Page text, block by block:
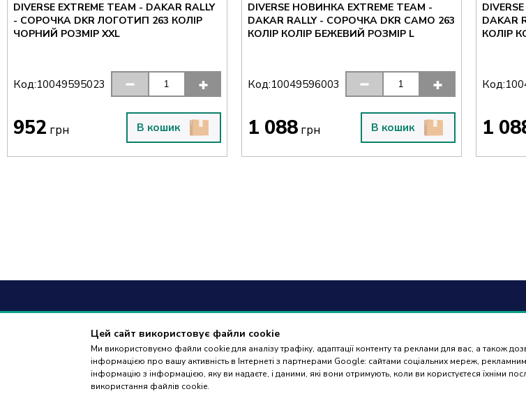
Цей сайт використовує файли cookie
Ми використовуємо файли cookie для аналізу трафіку, адаптації контенту та реклами для вас, а також
інформацією про вашу активність в Інтернеті з партнерами Google: сайтами соціальних мереж,
інформацію з інформацією, яку ви надаєте, і даними, які вони отримують, коли ви користуєтеся їхніми
використання файлів cookie.
DIVERSE EXTREME TEAM - DAKAR RALLY
- СОРОЧКА DKR ЛОГОТИП 263 КОЛІР
ЧОРНИЙ РОЗМІР XXL
Код:10049595023
952 грн В кошик
DIVERSE НОВИНКА EXTREME TEAM -
DAKAR RALLY - СОРОЧКА DKR CAMO 263
КОЛІР КОЛІР БЕЖЕВИЙ РОЗМІР L
Код:10049596003
1 088 грн В кошик
DAKAR
КОЛІР
Код:
1
+38
дзвінки приймаються в робочі дні з 9:00 до
18:00